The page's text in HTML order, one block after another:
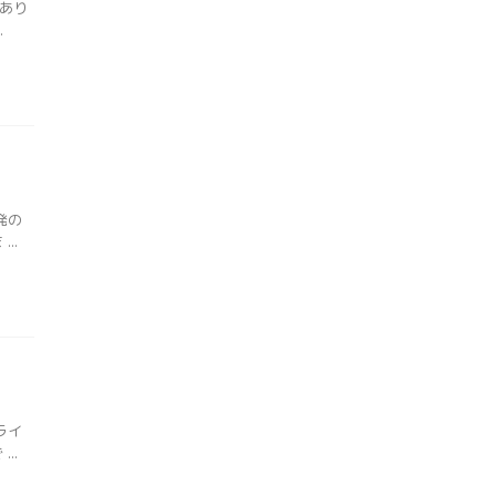
り
の
...
イ
...